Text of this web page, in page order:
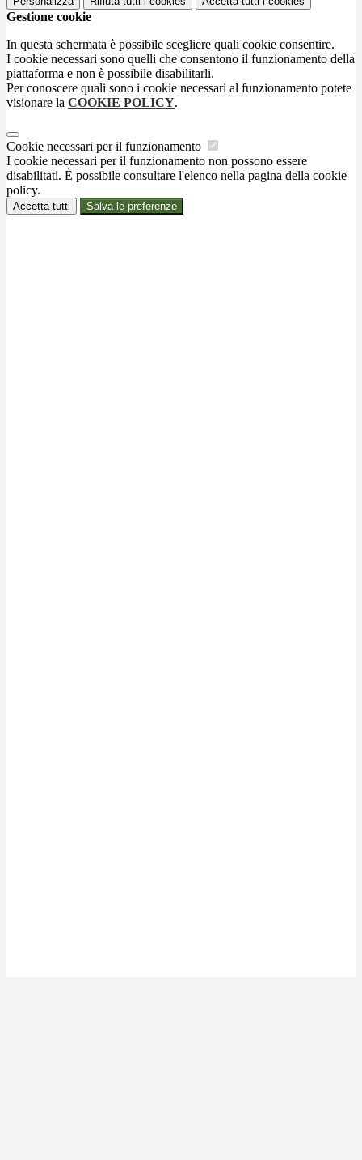
Gestione cookie
In questa schermata è possibile scegliere quali cookie consentire.
I cookie necessari sono quelli che consentono il funzionamento della
piattaforma e non è possibile disabilitarli.
Per conoscere quali sono i cookie necessari al funzionamento potete
visionare la COOKIE POLICY.
Cookie necessari per il funzionamento
I cookie necessari per il funzionamento non possono essere
disabilitati. È possibile consultare l'elenco nella pagina della cookie
policy.
Accetta tutti Salva le preferenze